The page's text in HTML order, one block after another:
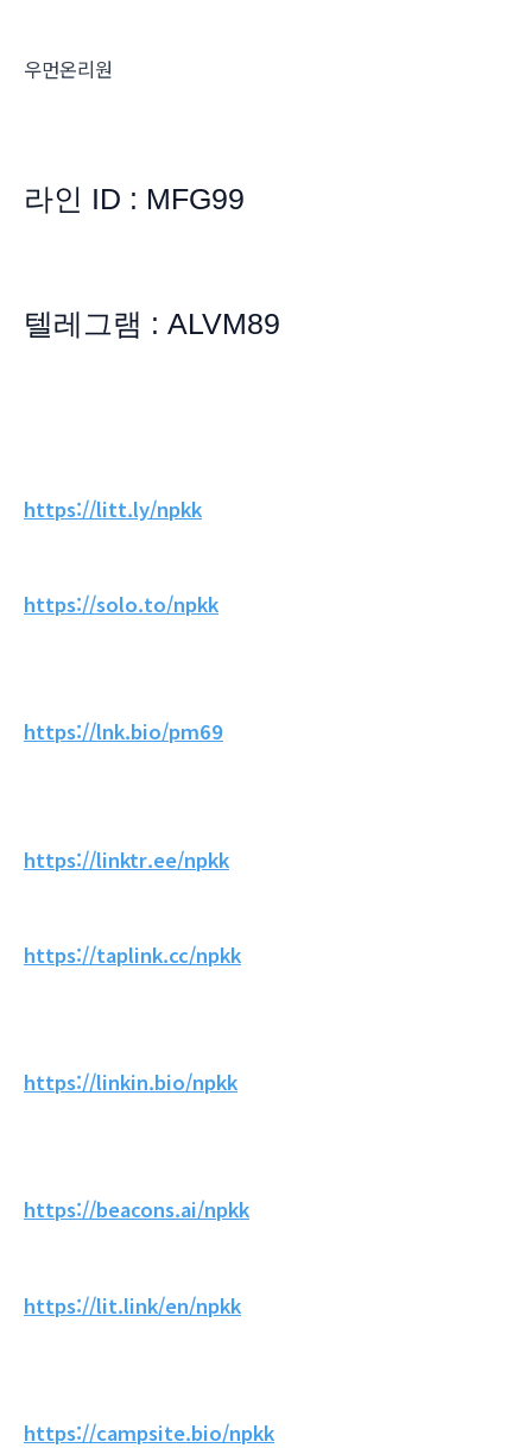
우먼온리원
라인 ID : MFG99
텔레그램 : ALVM89
https://litt.ly/npkk
https://solo.to/npkk
https://lnk.bio/pm69
https://linktr.ee/npkk
https://taplink.cc/npkk
https://linkin.bio/npkk
https://beacons.ai/npkk
https://lit.link/en/npkk
https://campsite.bio/npkk